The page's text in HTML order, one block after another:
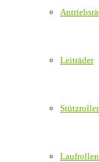
Leiträder
Laufrollen